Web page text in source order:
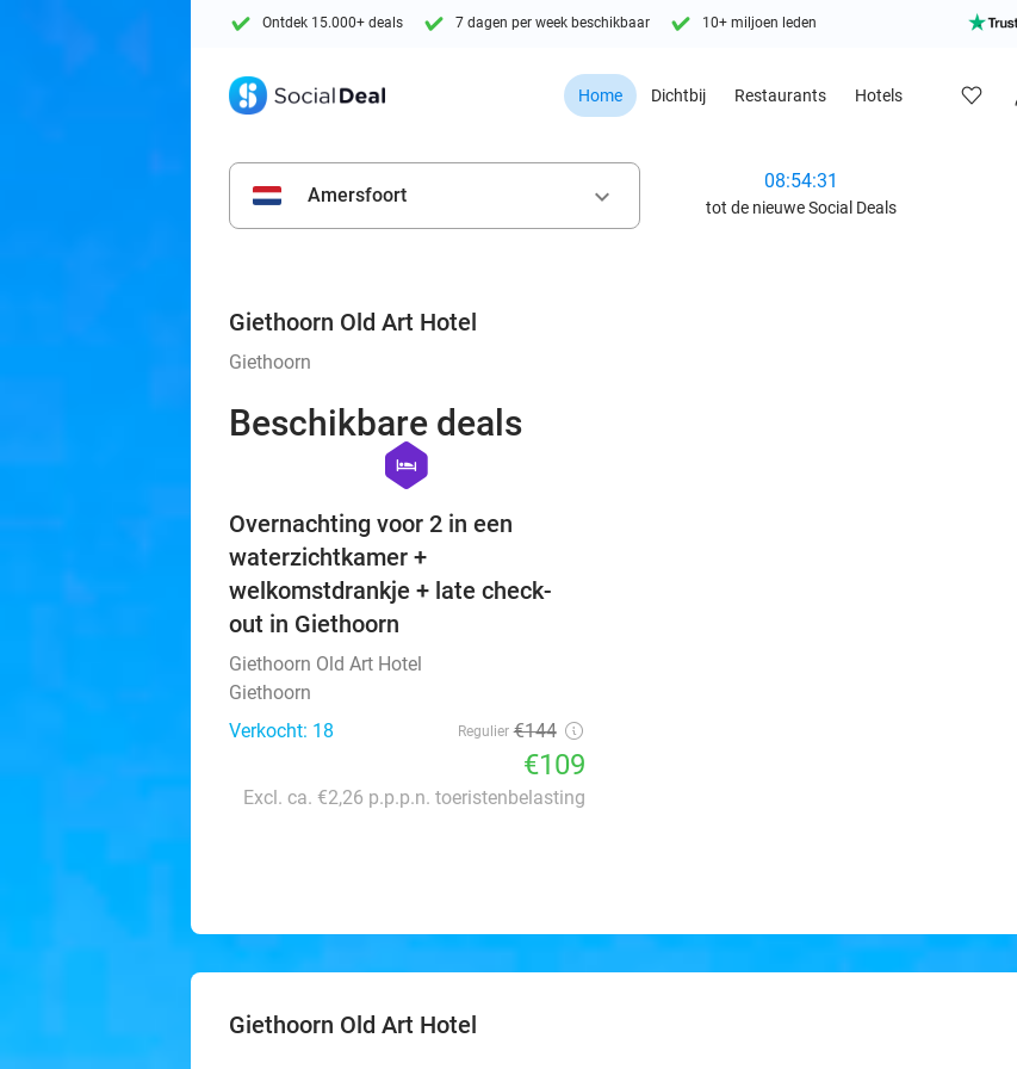
Ontdek 15.000+ deals 7 dagen per week beschikbaar 10+ miljoen leden
Home Dichtbij Restaurants Hotels
Amersfoort keyboard_arrow_down
08:54:29
tot de nieuwe Social Deals
Giethoorn Old Art Hotel
Giethoorn
Beschikbare deals
hexagon
hotel
Overnachting voor 2 in een
waterzichtkamer +
welkomstdrankje + late check-
out in Giethoorn
Giethoorn Old Art Hotel
Giethoorn
Verkocht: 18
Regulier €144
€109
Excl. ca. €2,26 p.p.p.n. toeristenbelasting
Giethoorn Old Art Hotel